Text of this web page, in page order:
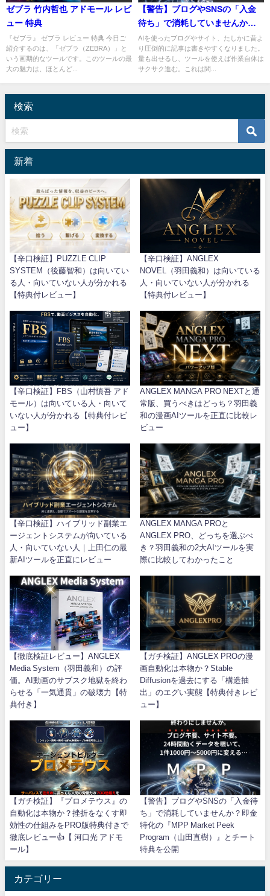
ゼブラ 竹内哲也 アドモール レビ
ュー 特典
『ゼブラ』 ゼブラ レビュー 特典 今日ご
紹介するのは、「ゼブラ（ZEBRA）」と
いう画期的なツールです。このツールの最
大の魅力は、ほとんど...
【警告】ブログやSNSの「入金
待ち」で消耗していませんか？
即金特化の『MPP Market Peek
Program（山田直樹）』とチー
ト特典を公開
AIを使ったブログやサイト、たしかに昔よ
り圧倒的に記事は書きやすくなりました。
量も出せるし、ツールを使えば作業自体は
サクサク進む。これは間...
検索
新着
【辛口検証】PUZZLE CLIP
SYSTEM（後藤智和）は向いてい
る人・向いていない人が分かれる
【特典付レビュー】
【辛口検証】ANGLEX
NOVEL（羽田義和）は向いている
人・向いていない人が分かれる
【特典付レビュー】
【辛口検証】FBS（山村慎吾 アド
モール）は向いている人・向いて
いない人が分かれる【特典付レビ
ュー】
ANGLEX MANGA PRO NEXTと通
常版、買うべきはどっち？羽田義
和の漫画AIツールを正直に比較レ
ビュー
【辛口検証】ハイブリッド副業エ
ージェントシステムが向いている
人・向いていない人｜上田仁の最
新AIツールを正直にレビュー
ANGLEX MANGA PROと
ANGLEX PRO、どっちを選ぶべ
き？羽田義和の2大AIツールを実
際に比較してわかったこと
【徹底検証レビュー】ANGLEX
Media System（羽田義和）の評
価。AI動画のサブスク地獄を終わ
らせる「一気通貫」の破壊力【特
典付き】
【ガチ検証】ANGLEX PROの漫
画自動化は本物か？Stable
Diffusionを過去にする「構造抽
出」のエグい実態【特典付きレビ
ュー】
【ガチ検証】『プロメテウス』の
自動化は本物か？挫折をなくす即
効性の仕組みをPRO版特典付きで
徹底レビュー👍【 河口光 アドモ
ール】
【警告】ブログやSNSの「入金待
ち」で消耗していませんか？即金
特化の『MPP Market Peek
Program（山田直樹）』とチート
特典を公開
カテゴリー